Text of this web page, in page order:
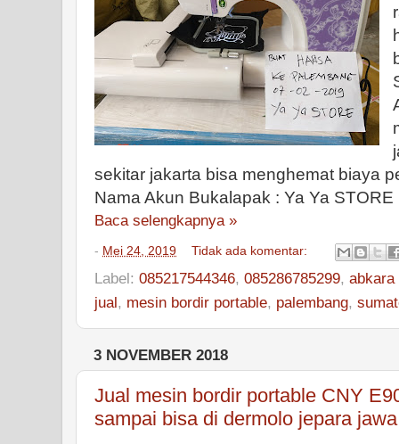
sekitar jakarta bisa menghemat biaya
Nama Akun Bukalapak : Ya Ya STORE
Baca selengkapnya »
- Mei 24, 2019 Tidak ada komentar:
Label: 085217544346, 085286785299, abkara
jual, mesin bordir portable, palembang,
3 NOVEMBER 2018
Jual mesin bordir portable CNY
sampai bisa di dermolo jepara